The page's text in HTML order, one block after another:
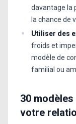
davantage la
la chance de
Utiliser des
froids et
modèle de
familial ou
30
votre